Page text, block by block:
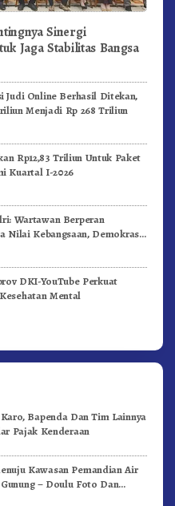
Sinergi
Jaga Stabilitas Bangsa
Judi Online Berhasil Ditekan,
Menjadi Rp 268 Triliun
Rp12,83 Triliun Untuk Paket
Kuartal I-2026
Wartawan Berperan
Nilai Kebangsaan, Demokrasi,
DKI-YouTube Perkuat
Mental
Bapenda Dan Tim Lainnya
Pajak Kenderaan
Kawasan Pemandian Air
– Doulu Foto Dan